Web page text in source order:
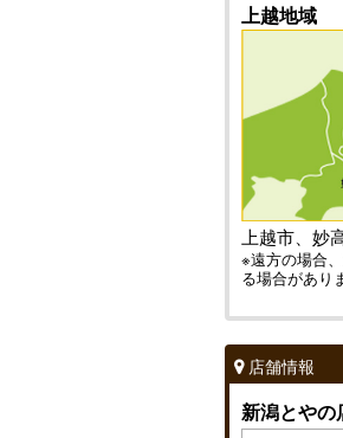
上越地域
上越市、妙
※遠方の場合
る場合があり
店舗情報
新潟とやの